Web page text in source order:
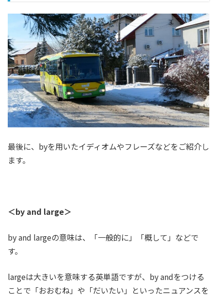
最後に、byを用いたイディオムやフレーズなどをご紹介し
ます。
＜by and large＞
by and largeの意味は、「一般的に」「概して」などで
す。
largeは大きいを意味する英単語ですが、by andをつける
ことで「おおむね」や「だいたい」といったニュアンスを